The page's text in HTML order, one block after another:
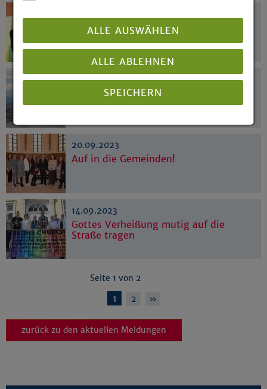
Situation der Kitas – Pläne der
21.09.2023
Kirchen in Deutschland verurteilen
Gewalt in Berg-Karabach
20.09.2023
Auf in die Gemeinden!
14.09.2023
Gottes Verheißung mutig auf die
Straße tragen
Seite 1 von 2
1 2 »
zurück zu den aktuellen Meldungen
ALLE AUSWÄHLEN
ALLE ABLEHNEN
SPEICHERN
Impressum|Datenschutz